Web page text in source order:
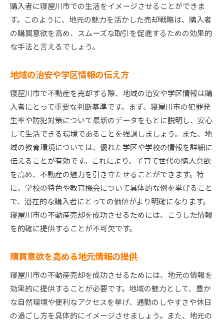
購入者に寝屋川市での生活をイメージさせることができま
す。このように、地元の魅力を活かした売却戦略は、購入者
の購買意欲を高め、スムーズな取引を促進するための効果的
な手法と言えるでしょう。
地域の治安や学区情報の伝え方
寝屋川市で不動産を売却する際、地域の治安や学区情報は購
入者にとって重要な判断基準です。まず、寝屋川市の犯罪発
生率や防犯対策について最新のデータをもとに説明し、安心
して生活できる環境であることを強調しましょう。また、地
域の教育環境については、優れた学区や学校の情報を詳細に
伝えることが有効です。これにより、子育て世代の購入意欲
を高め、不動産の魅力を引き立たせることができます。特
に、学校の特色や教育機会について具体的な例を挙げること
で、潜在的な購入者にとっての価値がより明確になります。
寝屋川市の不動産売却を成功させるためには、こうした情報
を的確に提供することが不可欠です。
購買意欲を高める地元情報の提供
寝屋川市の不動産売却を成功させるためには、地元の情報を
効果的に提供することが必要です。地域の魅力として、豊か
な自然環境や便利なアクセスを挙げ、通勤のしやすさや休日
の過ごし方を具体的にイメージさせましょう。また、地元の